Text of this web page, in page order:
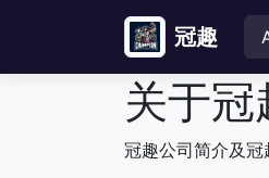
冠趣
关于冠
冠趣公司简介及冠